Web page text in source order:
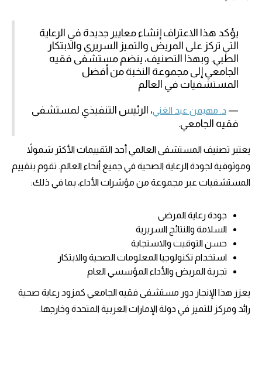
يؤكد هذا الاعتراف إنشاء معايير جديدة في الرعاية
التي تركز على المريض والتميز السريري والابتكار
الطبي. وبهذا التصنيف، ينضم مستشفى فقيه
الجامعي إلى مجموعة النخبة من أفضل
المستشفيات في العالم
— د. مهيمن عبد الغني، الرئيس التنفيذي لمستشفى
فقيه الجامعي.
يعتبر تصنيف المستشفى العالمي أحد التقييمات الأكثر شمولاً
وموثوقية لجودة الرعاية الصحية في جميع أنحاء العالم. تقوم بتقييم
المستشفيات عبر مجموعة من مؤشرات الأداء، بما في ذلك:
جودة رعاية المرضى
السلامة والنتائج السريرية
حسن التوقيت والاستجابة
استخدام تكنولوجيا المعلومات الصحية والابتكار
تجربة المريض والأداء المؤسسي العام
يعزز هذا الإنجاز دور مستشفى فقيه الجامعي كمزود رعاية صحية
رائد ومركز للتميز في دولة الإمارات العربية المتحدة وخارجها.